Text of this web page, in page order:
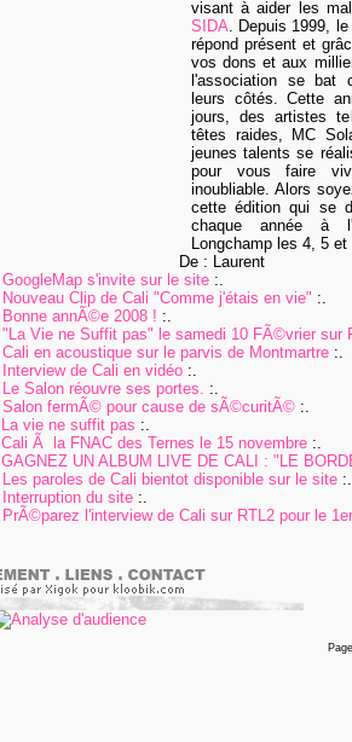
visant à aider les
SIDA. Depuis 1999,
répond présent et
vos dons et aux
l'association se bat
leurs côtés. Cette
jours, des artistes
têtes raides, MC
jeunes talents se
pour vous faire
inoubliable. Alors
cette édition qui se
chaque année à
Longchamp les 4, 5 et
De : Laurent
GoogleMap s'invite sur le site :.
Nouveau Clip de Cali "Comme j'étais en vie" :.
Bonne annÃ©e 2008 ! :.
"La Vie ne Suffit pas" le samedi 10 FÃ©vrier sur
Cali en acoustique sur le parvis de Montmartre :.
Interview de Cali en vidéo :.
Le Salon réouvre ses portes. :.
Salon fermÃ© pour cause de sÃ©curitÃ© :.
La vie ne suffit pas :.
Cali Ã la FNAC des Ternes le 15 novembre :.
GAGNEZ UN ALBUM LIVE DE CALI : "LE
Les paroles de Cali bientot disponible sur le site :.
Interruption du site :.
PrÃ©parez l'interview de Cali sur RTL2 pour le